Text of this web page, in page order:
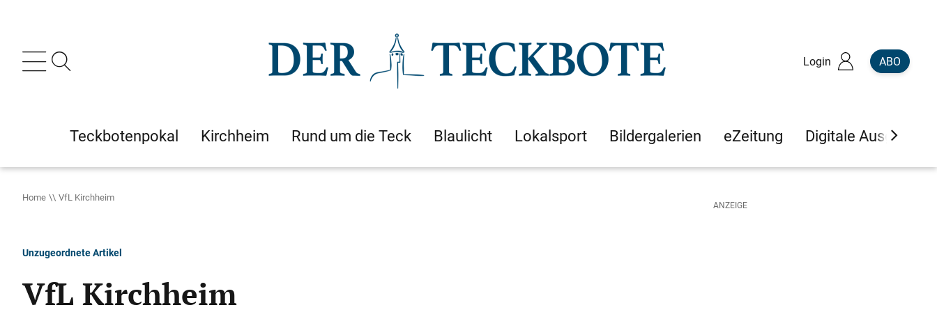
Login ABO
Teckbotenpokal Kirchheim Rund um die Teck Blaulicht Lokalsport Bildergalerien eZeitung Digitale Ausgaben
Home VfL Kirchheim
Unzugeordnete Artikel
VfL Kirchheim